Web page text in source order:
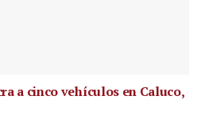
a cinco vehículos en Caluco,